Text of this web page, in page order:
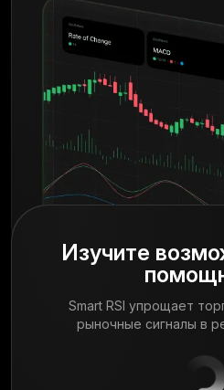
Изучите
Smart RSI упрощает
рыночные сигналы в